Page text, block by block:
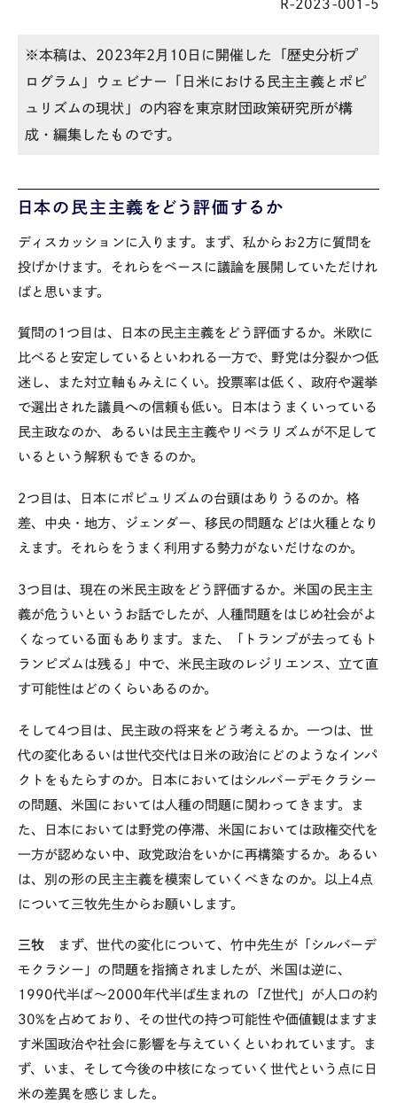
R-2023-001-5
※本稿は、 2023年2月 10 日に開催した「歴史分析プ
ログラム」ウェビナー「日米における民主主義とポピ
ュリズムの現状」の内容を東京財団政策研究所が構
成・編集したものです。
日本の民主主義をどう評価するか
ディスカッションに入ります。まず、私からお2方に質問を
投げかけます。それらをベースに議論を展開していただけれ
ばと思います。
質問の 1 つ目は、日本の民主主義をどう評価するか。米欧に
比べると安定しているといわれる一方で、野党は分裂かつ低
迷し、また対立軸もみえにくい。投票率は低く、政府や選挙
で選出された議員への信頼も低い。日本はうまくいっている
民主政なのか、あるいは民主主義やリベラリズムが不足して
いるという解釈もできるのか。
2 つ目は、日本にポピュリズムの台頭はありうるのか。格
差、中央・地方、ジェンダー、移民の問題などは火種となり
えます。それらをうまく利用する勢力がないだけなのか。
3つ目は、現在の米民主政をどう評価するか。米国の民主主
義が危ういというお話でしたが、人種問題をはじめ社会がよ
くなっている面もあります。また、「トランプが去ってもト
ランピズムは残る」中で、米民主政のレジリエンス、立て直
す可能性はどのくらいあるのか。
そして4つ目は、民主政の将来をどう考えるか。一つは、世
代の変化あるいは世代交代は日米の政治にどのようなインパ
クトをもたらすのか。日本においてはシルバーデモクラシー
の問題、米国においては人種の問題に関わってきます。ま
た、日本においては野党の停滞、米国においては政権交代を
一方が認めない中、政党政治をいかに再構築するか。あるい
は、別の形の民主主義を模索していくべきなのか。以上4 点
について三牧先生からお願いします。
三牧
まず、世代の変化について、竹中先生が「シルバーデ
モクラシー」の問題を指摘されましたが、米国は逆に、
1990代半ば〜2000年代半ば生まれの「 Z世代」が人口の約
30%を占めており、その世代の持つ可能性や価値観はますま
す米国政治や社会に影響を与えていくといわれています。ま
ず、いま、そして今後の中核になっていく世代という点に日
米の差異を感じました。